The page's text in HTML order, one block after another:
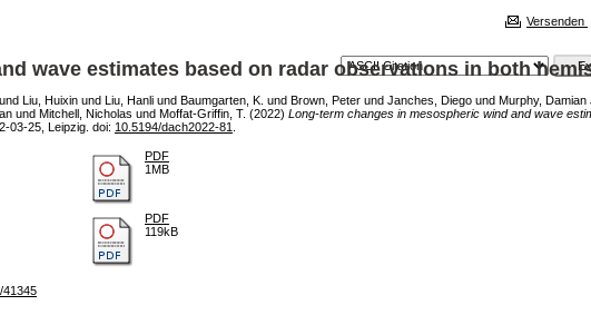
Versenden
wave estimates based on radar observations in both
und Liu, Huixin und Liu, Hanli und Baumgarten, K. und Brown, Peter und Janches, Diego und Murphy, Damian
und Mitchell, Nicholas und Moffat-Griffin, T. (2022) Long-term changes in mesospheric wind and wave
03-25, Leipzig. doi: 10.5194/dach2022-81
PDF
1MB
PDF
119kB
41345